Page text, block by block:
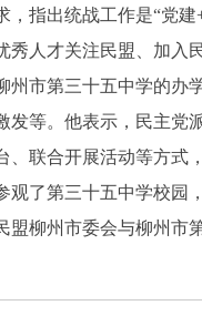
，指出统战工作是“党
秀人才关注民盟、加入
州市第三十五中学的
发等。他表示，民主
、联合开展活动等方
观了第三十五中学校
盟柳州市委会与柳州